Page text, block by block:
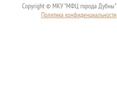
Copyright © МКУ "МФЦ города Дубны"
Политика конфиденциальности